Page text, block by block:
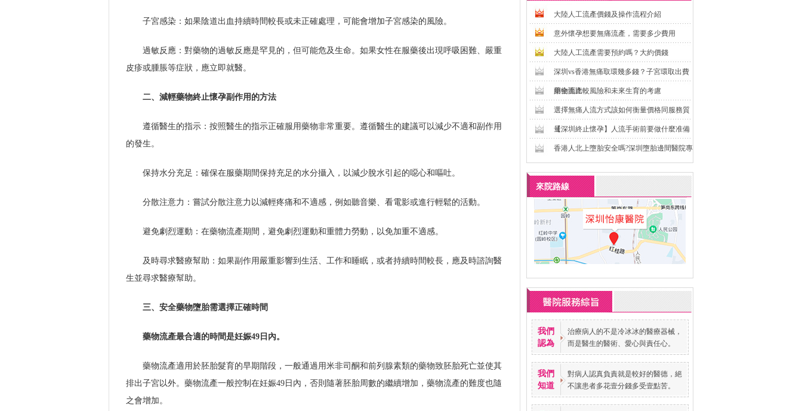
子宮感染：如果陰道出血持續時間較長或未正確處理，可能會增加子宮感染的風險。
過敏反應：對藥物的過敏反應是罕見的，但可能危及生命。如果女性在服藥後出現呼吸困難、嚴重
皮疹或腫脹等症狀，應立即就醫。
二、減輕藥物終止懷孕副作用的方法
遵循醫生的指示：按照醫生的指示正確服用藥物非常重要。遵循醫生的建議可以減少不適和副作用
的發生。
保持水分充足：確保在服藥期間保持充足的水分攝入，以減少脫水引起的噁心和嘔吐。
分散注意力：嘗試分散注意力以減輕疼痛和不適感，例如聽音樂、看電影或進行輕鬆的活動。
避免劇烈運動：在藥物流產期間，避免劇烈運動和重體力勞動，以免加重不適感。
及時尋求醫療幫助：如果副作用嚴重影響到生活、工作和睡眠，或者持續時間較長，應及時諮詢醫
生並尋求醫療幫助。
三、安全藥物墮胎需選擇正確時間
藥物流產最合適的時間是妊娠49日內。
藥物流產適用於胚胎髮育的早期階段，一般通過用米非司酮和前列腺素類的藥物致胚胎死亡並使其
排出子宮以外。藥物流產一般控制在妊娠49日內，否則隨著胚胎周數的繼續增加，藥物流產的難度也隨
之會增加。
大陸人工流產價錢及操作流程介紹
意外懷孕想要無痛流產，需要多少費用
大陸人工流產需要預約嗎？大約價錢
深圳vs香港無痛取環幾多錢？子宮環取出費
用全面比較
藥物流產：風險和未來生育的考慮
選擇無痛人流方式該如何衡量價格同服務質
量
【深圳終止懷孕】人流手術前要做什麼准備
香港人北上墮胎安全嗎?深圳墮胎邊間醫院專
來院路線
我們
認為
治療病人的不是冷冰冰的醫療器械，
而是醫生的醫術、愛心與責任心。
我們
知道
對病人認真負責就是較好的醫德，絕
不讓患者多花壹分錢多受壹點苦。